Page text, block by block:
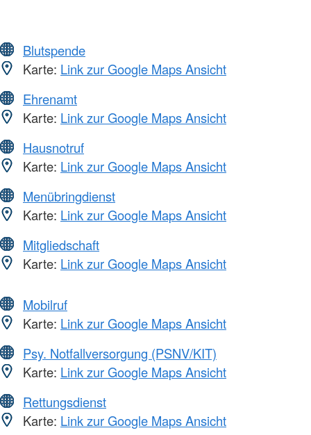
Blutspende
Karte: Link zur Google Maps Ansicht
Ehrenamt
Karte: Link zur Google Maps Ansicht
Hausnotruf
Karte: Link zur Google Maps Ansicht
Menübringdienst
Karte: Link zur Google Maps Ansicht
Mitgliedschaft
Karte: Link zur Google Maps Ansicht
Mobilruf
Karte: Link zur Google Maps Ansicht
Psy. Notfallversorgung (PSNV/KIT)
Karte: Link zur Google Maps Ansicht
Rettungsdienst
Karte: Link zur Google Maps Ansicht